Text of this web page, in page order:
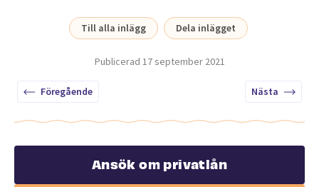
Till alla inlägg Dela inlägget
Publicerad 17 september 2021
Föregående Nästa
Ansök om privatlån